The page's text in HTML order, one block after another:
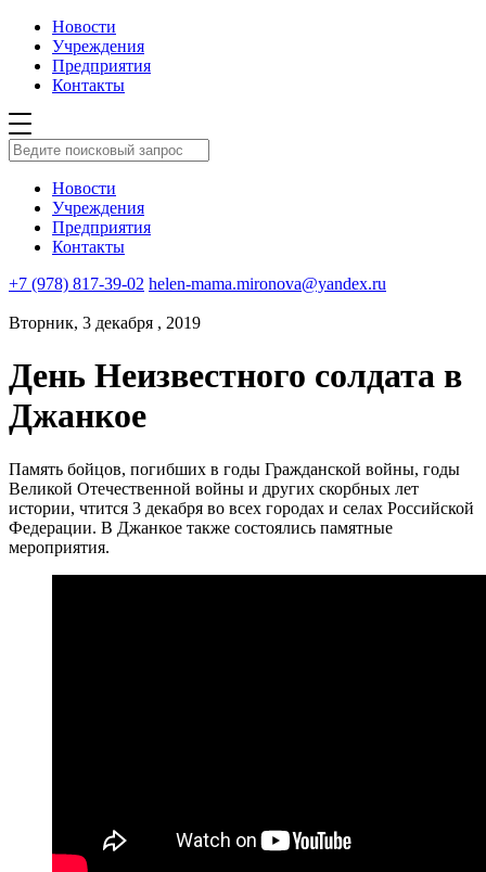
Новости
Учреждения
Предприятия
Контакты
Новости
Учреждения
Предприятия
Контакты
+7 (978) 817-39-02 helen-mama.mironova@yandex.ru
Вторник, 3 декабря , 2019
День Неизвестного солдата в
Джанкое
Память бойцов, погибших в годы Гражданской войны, годы
Великой Отечественной войны и других скорбных лет
истории, чтится 3 декабря во всех городах и селах Российской
Федерации. В Джанкое также состоялись памятные
мероприятия.